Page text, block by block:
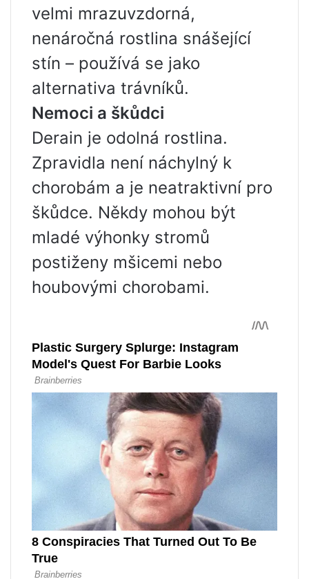
velmi mrazuvzdorná,
nenáročná rostlina snášející
stín – používá se jako
alternativa trávníků.
Nemoci a škůdci
Derain je odolná rostlina.
Zpravidla není náchylný k
chorobám a je neatraktivní pro
škůdce. Někdy mohou být
mladé výhonky stromů
postiženy mšicemi nebo
houbovými chorobami.